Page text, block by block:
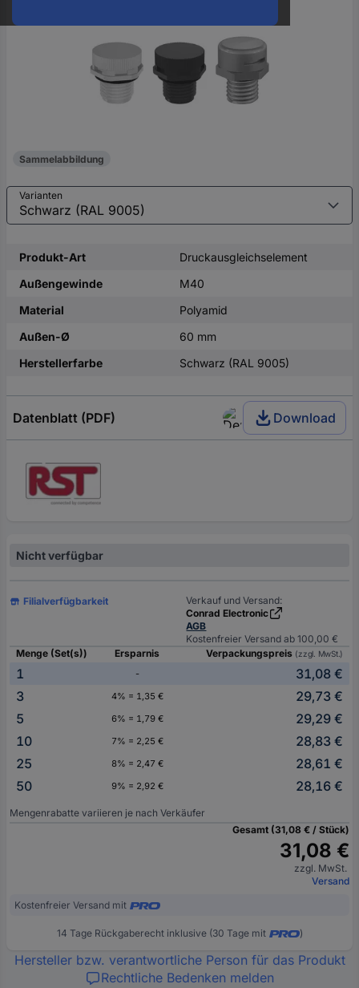
Sammelabbildung
Varianten
Produkt-Art
Druckausgleichselement
Außengewinde
M40
Material
Polyamid
Außen-Ø
60 mm
Herstellerfarbe
Schwarz (RAL 9005)
Datenblatt (PDF) Download
Nicht verfügbar
Filialverfügbarkeit
Verkauf und Versand:
Conrad Electronic
AGB
Kostenfreier Versand ab 100,00 €
Menge (Set(s))
Ersparnis Verpackungspreis (zzgl. MwSt.)
1 -
31,08 €
3
4% = 1,35 €
29,73 €
5
6% = 1,79 €
29,29 €
10
7% = 2,25 €
28,83 €
25
8% = 2,47 €
28,61 €
50
9% = 2,92 € 28,16 €
Mengenrabatte variieren je nach Verkäufer
Gesamt (31,08 € / Stück)
31,08 €
zzgl. MwSt.
Versand
Kostenfreier Versand mit
14 Tage Rückgaberecht inklusive (30 Tage mit )
Hersteller bzw. verantwortliche Person für das Produkt
Rechtliche Bedenken melden